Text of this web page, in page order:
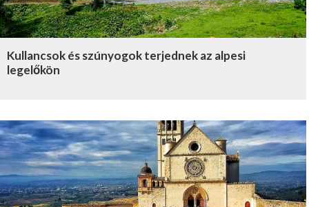
Kullancsok és szúnyogok terjednek az alpesi
legelőkön